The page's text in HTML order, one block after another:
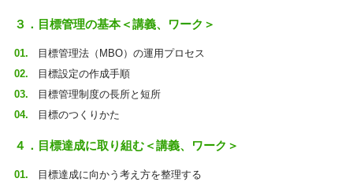
３．目標管理の基本＜講義、ワーク＞
目標管理法（MBO）の運用プロセス
目標設定の作成手順
目標管理制度の長所と短所
目標のつくりかた
４．目標達成に取り組む＜講義、ワーク＞
目標達成に向かう考え方を整理する